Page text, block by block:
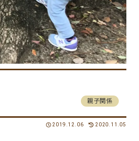
親子関係
2019.12.06 2020.11.05